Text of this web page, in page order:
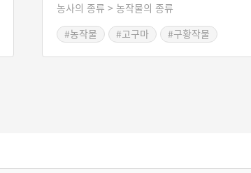
농사의 종류 > 농작물의 종류
#농작물
#고구마 #구황작물